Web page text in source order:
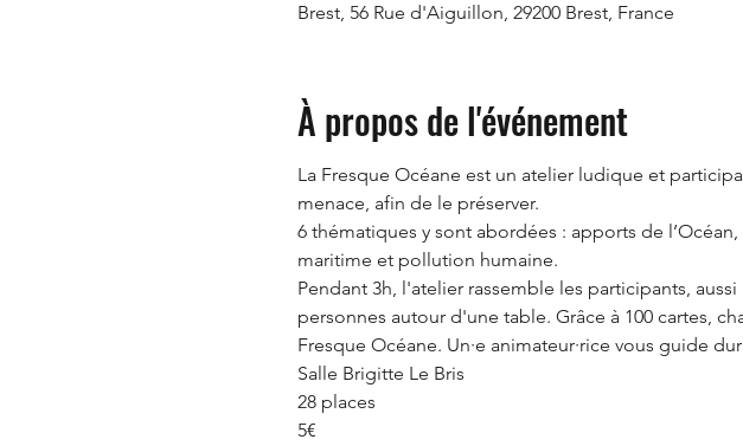
Brest, 56 Rue d'Aiguillon, 29200 Brest, France
À propos de l'événement
La Fresque Océane est un atelier ludique et
menace, afin de le préserver.
6 thématiques y sont abordées : apports de
maritime et pollution humaine.
Pendant 3h, l'atelier rassemble les participants,
personnes autour d'une table. Grâce à 100 cartes,
Fresque Océane. Un·e animateur·rice vous guide
Salle Brigitte Le Bris
28 places
5€